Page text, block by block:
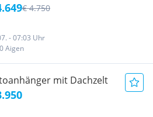
€ 4.750
- 07:03 Uhr
Aigen
mit Dachzelt